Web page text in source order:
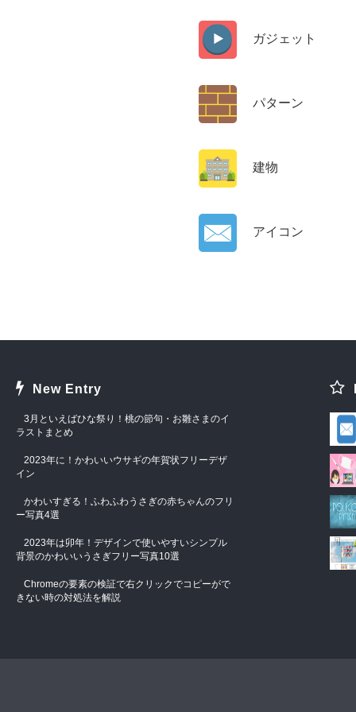
ガジェット
パターン
建物
アイコン
New Entry
3月といえばひな祭り！桃の節句・お雛さまのイ
ラストまとめ
2023年に！かわいいウサギの年賀状フリーデザ
イン
かわいすぎる！ふわふわうさぎの赤ちゃんのフリ
ー写真4選
2023年は卯年！デザインで使いやすいシンプル
背景のかわいいうさぎフリー写真10選
Chromeの要素の検証で右クリックでコピーがで
きない時の対処法を解説